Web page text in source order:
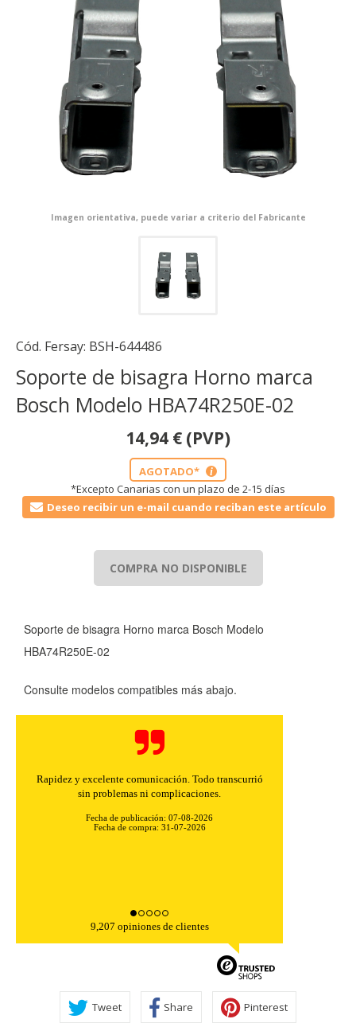
Imagen orientativa, puede variar a criterio del Fabricante
Cód. Fersay: BSH-644486
Soporte de bisagra Horno marca
Bosch Modelo HBA74R250E-02
14,94 € (PVP)
AGOTADO* i
*Excepto Canarias con un plazo de 2-15 días
Deseo recibir un e-mail cuando reciban este artículo
COMPRA NO DISPONIBLE
Soporte de bisagra Horno marca Bosch Modelo
HBA74R250E-02
Consulte modelos compatibles más abajo.
Rapidez y excelente comunicación. Todo transcurrió
sin problemas ni complicaciones.
Fecha de publicación: 07-08-2026
Fecha de compra: 31-07-2026
9,207 opiniones de clientes
Tweet Share Pinterest